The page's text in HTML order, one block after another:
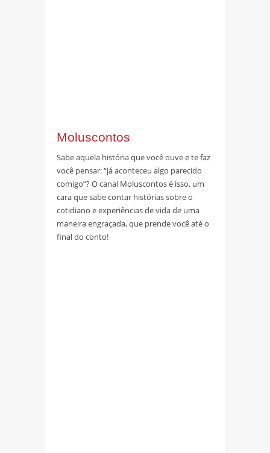
Moluscontos
Sabe aquela história que você ouve e te faz
você pensar: “já aconteceu algo parecido
comigo”? O canal Moluscontos é isso, um
cara que sabe contar histórias sobre o
cotidiano e experiências de vida de uma
maneira engraçada, que prende você até o
final do conto!